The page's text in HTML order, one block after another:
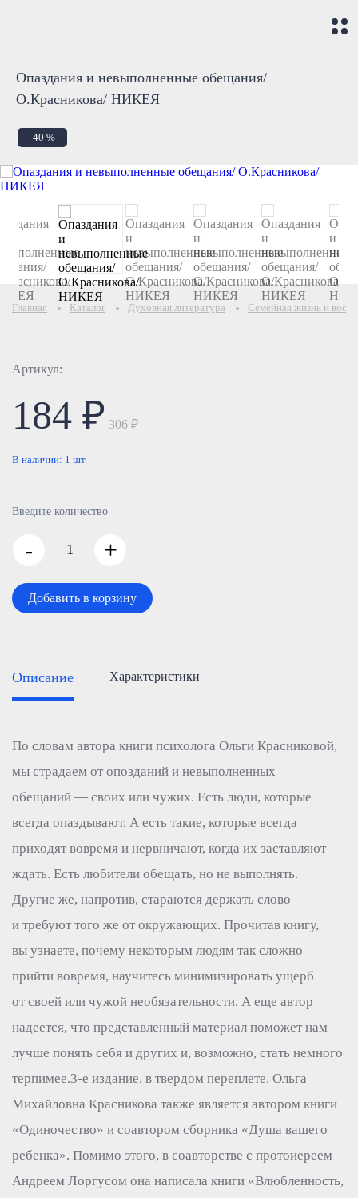
Опаздания и невыполненные обещания/
О.Красникова/ НИКЕЯ
-40 %
Главная Каталог Духовная литература Семейная жизнь и
Артикул:
184 ₽ 306 ₽
В наличии: 1 шт.
Введите количество
- +
Добавить в корзину
Описание Характеристики
По словам автора книги психолога Ольги Красниковой,
мы страдаем от опозданий и невыполненных
обещаний — своих или чужих. Есть люди, которые
всегда опаздывают. А есть такие, которые всегда
приходят вовремя и нервничают, когда их заставляют
ждать. Есть любители обещать, но не выполнять.
Другие же, напротив, стараются держать слово
и требуют того же от окружающих. Прочитав книгу,
вы узнаете, почему некоторым людям так сложно
прийти вовремя, научитесь минимизировать ущерб
от своей или чужой необязательности. А еще автор
надеется, что представленный материал поможет нам
лучше понять себя и других и, возможно, стать немного
терпимее.3-е издание, в твердом переплете. Ольга
Михайловна Красникова также является автором книги
«Одиночество» и соавтором сборника «Душа вашего
ребенка». Помимо этого, в соавторстве с протоиереем
Андреем Лоргусом она написала книги «Влюбленность,